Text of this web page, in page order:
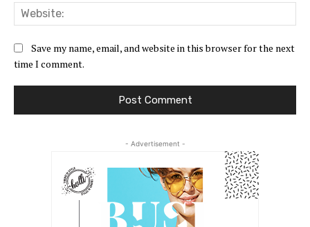
Save my name, email, and website in this browser for the next
time I comment.
- Advertisement -